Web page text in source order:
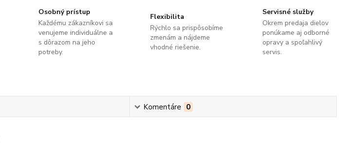
Osobný prístup
Každému zákazníkovi sa
venujeme individuálne a
s dôrazom na jeho
potreby.
Flexibilita
Rýchlo sa prispôsobíme
zmenám a nájdeme
vhodné riešenie.
Servisné služby
Okrem predaja dielov
ponúkame aj odborné
opravy a spoľahlivý
servis.
Komentáre 0